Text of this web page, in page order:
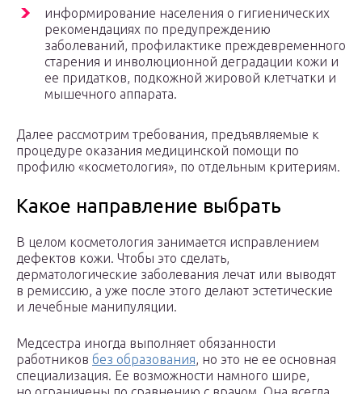
информирование населения о гигиенических
рекомендациях по предупреждению
заболеваний, профилактике преждевременного
старения и инволюционной деградации кожи и
ее придатков, подкожной жировой клетчатки и
мышечного аппарата.
Далее рассмотрим требования, предъявляемые к
процедуре оказания медицинской помощи по
профилю «косметология», по отдельным критериям.
Какое направление выбрать
В целом косметология занимается исправлением
дефектов кожи. Чтобы это сделать,
дерматологические заболевания лечат или выводят
в ремиссию, а уже после этого делают эстетические
и лечебные манипуляции.
Медсестра иногда выполняет обязанности
работников без образования, но это не ее основная
специализация. Ее возможности намного шире,